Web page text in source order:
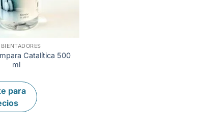
Catalítica 500
ml
para